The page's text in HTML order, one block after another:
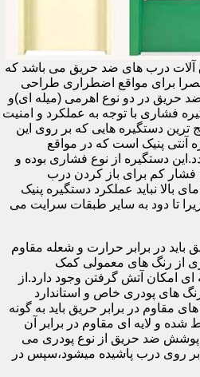
آلات درب های ضد حریق می باشد که
برای مواقع اضطراری طراحی
حریق در دو نوع اهرمی (میله ای)و
فشاری با توجه به عملکرد و امنیت
ترین دستگیره هایی که بر روی این
پنیک است که در مواقع
دستگیره از نوع فشاری بوده و
کم برای باز کردن درب
بالا نباید عملکرد دستگیره پنیک
تا دود به سایر طبقات سرایت می
در برابر حرارت و شعله مقاوم
از رنگ های معمولی کمک
امکان آتش گرفتن وجود دارد.از
رنگ های پودری خاص و استاندارد
مقاوم در برابر حریق باید به گونه
شده و لایه ای مقاوم در برابر آن
پوشش ضد حریق از نوع پودری می
بر روی درب پاشیده میشود،سپس در